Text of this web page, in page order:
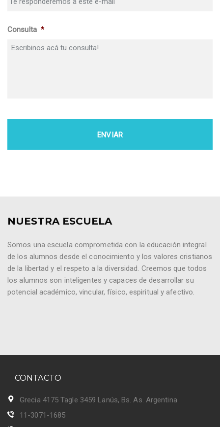
Consulta *
NUESTRA ESCUELA
Somos una escuela comprometida con la educación integral
de los alumnos desde el conocimiento y los valores cristianos
de la libertad y el respeto a la diversidad. Creemos que todos
los alumnos son inteligentes y capaces de desarrollar su
potencial académico, vincular, físico, espiritual y afectivo.
CONTACTO
Grecia 4175 Tagle 3459 Lanús, Bs. As. Argentina
11-3071-1685